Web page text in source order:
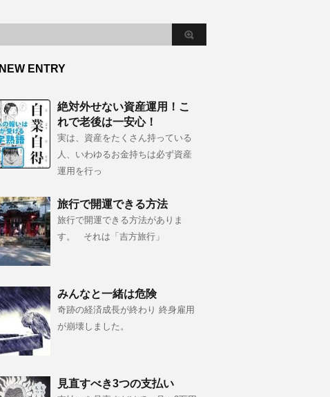
NEW ENTRY
絶対外せない資産運用！こ
れで老後は一安心！
実は、資産をたくさん持っている
人、いわゆるお金持ちは必ず資産
運用を行っ
旅行で開運できる方法
旅行で開運できる方法がありま
す。 それは「吉方旅行」
みんなと一緒は危険
奇跡の経済成長が終わり 終身雇用
が崩壊しました。
見直すべき3つの支払い